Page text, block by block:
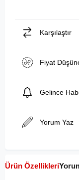
Karşılaştır
Fiyat
Gelince
Yorum Yaz
Ürün Özellikleri